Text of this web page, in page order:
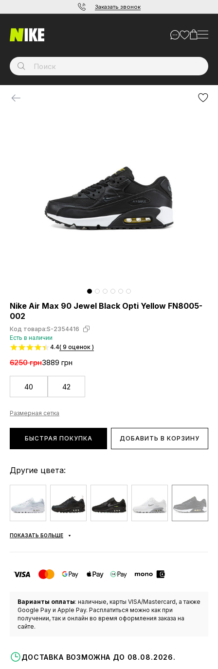
Заказать звонок
Nike Air Max 90 Jewel Black Opti Yellow FN8005-
002
Код товара:S-2354416
Есть в наличии
4.4( 9 оценок )
6250 грн3889 грн
40 42
Размерная сетка
БЫСТРАЯ ПОКУПКА ДОБАВИТЬ В КОРЗИНУ
Другие цвета:
ПОКАЗАТЬ БОЛЬШЕ
Варианты оплаты: наличные, карты VISA/Mastercard, а также
Google Pay и Apple Pay. Расплатиться можно как при
получении, так и онлайн во время оформления заказа на
сайте.
ДОСТАВКА ВОЗМОЖНА ДО 08.08.2026.